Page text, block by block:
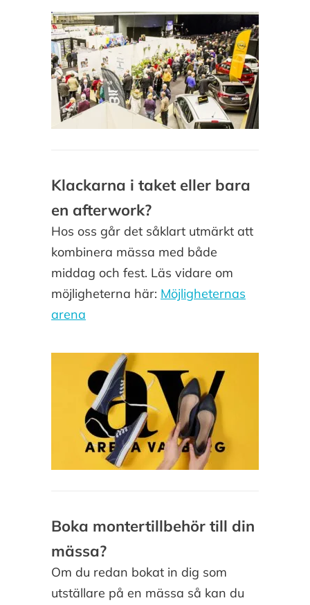
Klackarna i taket eller bara
en afterwork?
Hos oss går det såklart utmärkt att
kombinera mässa med både
middag och fest. Läs vidare om
möjligheterna här: Möjligheternas
arena
Boka montertillbehör till din
mässa?
Om du redan bokat in dig som
utställare på en mässa så kan du